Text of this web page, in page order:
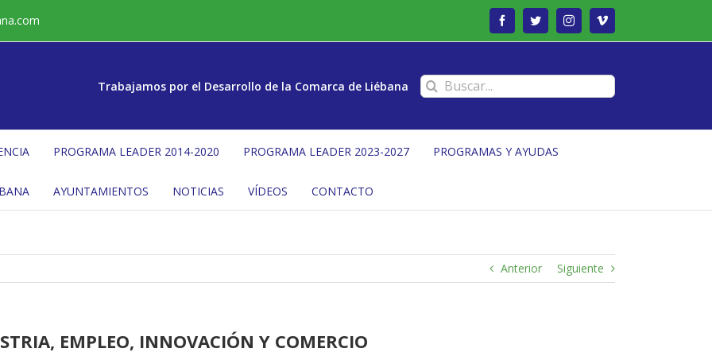
FacebookTwitterInstagramVimeo
Trabajamos por el Desarrollo de la Comarca de Liébana Buscar:
PROGRAMA LEADER 2014-2020 PROGRAMA LEADER 2023-2027 PROGRAMAS Y AYUDAS
AYUNTAMIENTOS NOTICIAS VÍDEOS CONTACTO
Anterior Siguiente
EMPLEO, INNOVACIÓN Y COMERCIO